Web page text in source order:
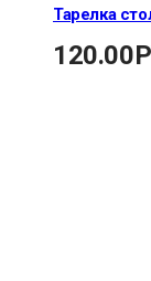
Тарелка
120.00